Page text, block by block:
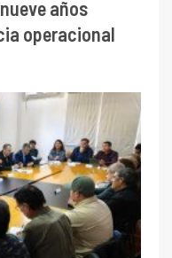
años
operacional